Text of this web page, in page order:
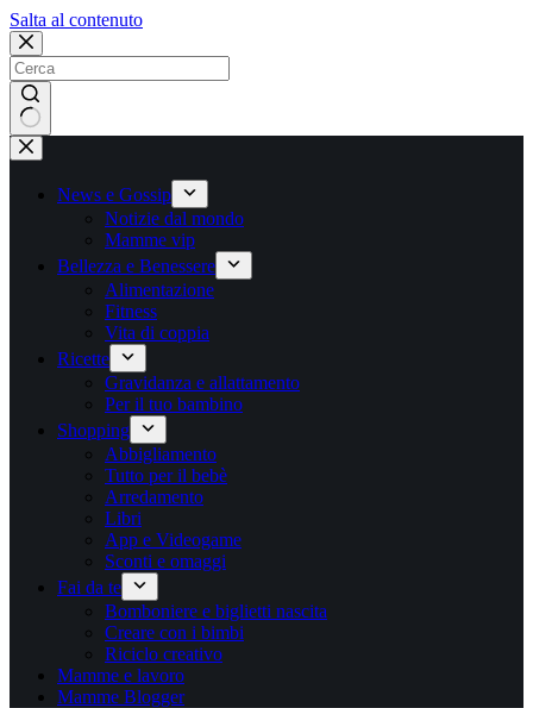
Salta al contenutoSalta
contenuto
Nessun
risultato
News e Gossip
Notizie dal mondo
Mamme vip
Bellezza e Benessere
Alimentazione
Fitness
Vita di coppia
Ricette
Gravidanza e allattamento
Per il tuo bambino
Shopping
Abbigliamento
Tutto per il bebè
Arredamento
Libri
App e Videogame
Sconti e omaggi
Fai da te
Bomboniere e biglietti nascita
Creare con i bimbi
Riciclo creativo
Mamme e lavoro
Mamme Blogger